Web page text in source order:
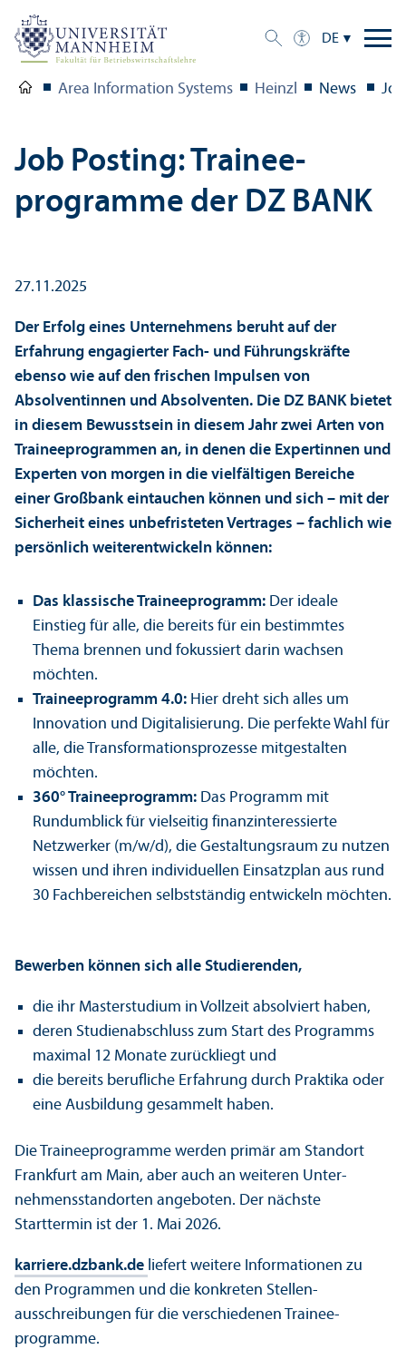
DE
Area Information Systems Heinzl News
Job Posting: Trainee­
programme der DZ BANK
27.11.2025
Der Erfolg eines Unter­nehmens beruht auf der
Erfahrung engagierter Fach- und Führungs­kräfte
ebenso wie auf den frischen Impulsen von
Absolventinnen und Absolventen. Die DZ BANK bietet
in diesem Bewusstsein in diesem Jahr zwei Arten von
Trainee­programmen an, in denen die Expertinnen und
Experten von morgen in die vielfältigen Bereiche
einer Großbank eintauchen können und sich – mit der
Sicherheit eines unbefristeten Vertrages – fach­lich wie
persönlich weiterentwickeln können:
Das klassische Trainee­programm: Der ideale
Einstieg für alle, die bereits für ein bestimmtes
Thema brennen und fokussiert darin wachsen
möchten.
Trainee­programm 4.0: Hier dreht sich alles um
Innovation und Digitalisierung. Die perfekte Wahl für
alle, die Trans­formations­prozesse mitgestalten
möchten.
360° Trainee­programm: Das Programm mit
Rundumblick für vielseitig finanz­interessierte
Netzwerker (m/w/d), die Gestaltungs­raum zu nutzen
wissen und ihren individuellen Einsatzplan aus rund
30 Fach­bereichen selbstständig entwickeln möchten.
Bewerben können sich alle Studierenden,
die ihr Master­studium in Vollzeit absolviert haben,
deren Studien­abschluss zum Start des Programms
maximal 12 Monate zurückliegt und
die bereits berufliche Erfahrung durch Praktika oder
eine Ausbildung gesammelt haben.
Die Trainee­programme werden primär am Standort
Frankfurt am Main, aber auch an weiteren Unter­
nehmens­standorten angeboten. Der nächste
Starttermin ist der 1. Mai 2026.
karriere.dzbank.de liefert weitere Informationen zu
den Programmen und die konkreten Stellen­
ausschreibungen für die verschiedenen Trainee­
programme.